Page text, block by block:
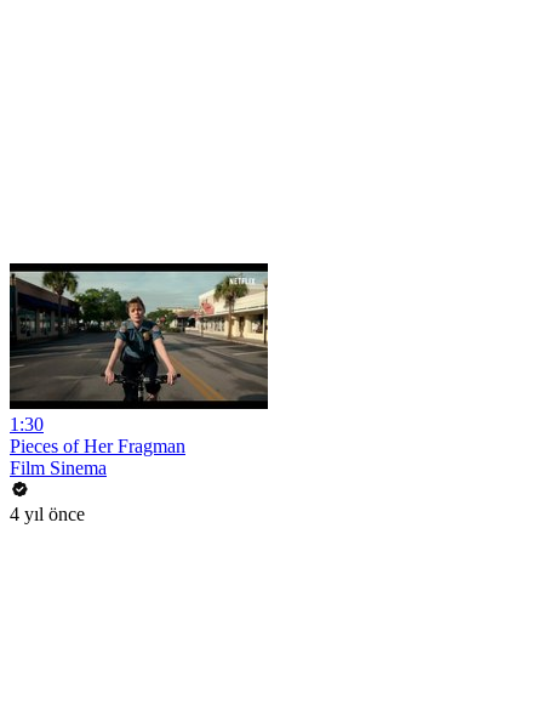
1:30
Pieces of Her Fragman
Film Sinema
4 yıl önce